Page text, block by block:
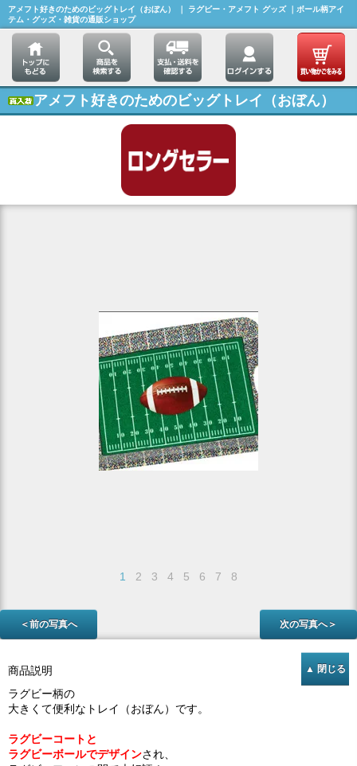
アメフト好きのためのビッグトレイ（おぼん） ｜ ラグビー・アメフト グッズ ｜ボール柄アイ
テム・グッズ・雑貨の通販ショップ
アメフト好きのためのビッグトレイ（おぼん）
1 2 3 4 5 6 7 8
＜前の写真へ 次の写真へ＞
商品説明
ラグビー柄の
大きくて便利なトレイ（おぼん）です。
ラグビーコートと
ラグビーボールでデザインされ、